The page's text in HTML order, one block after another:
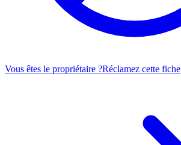
Vous êtes le propriétaire ?Réclamez cette fiche